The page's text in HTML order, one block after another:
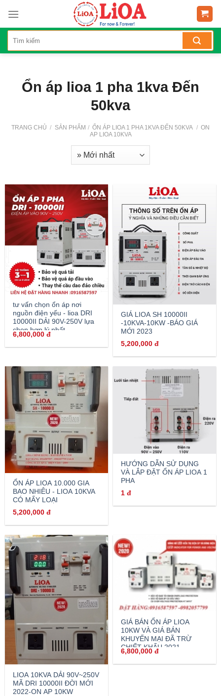
content
Ổn áp lioa 1 pha 1kva Đến
50kva
TRANG CHỦ / SẢN PHẨM / ỔN ÁP LIOA 1 PHA 1KVA ĐẾN 50KVA / ON
AP LIOA 10KVA
tư vấn chọn ổn áp nơi
nguồn điện yếu - lioa DRI
10000II DẢI 90V-250V lựa
chọn hợp lý nhất
6,800,000đ
GIÁ LIOA SH 10000II
-10KVA-10KW -BÁO GIÁ
MỚI 2023
5,200,000đ
ỔN ÁP LIOA 10.000 GIA
BAO NHIÊU - LIOA 10KVA
CÓ MẤY LOẠI
5,200,000đ
HƯỚNG DẪN SỬ DỤNG
VÀ LẮP ĐẶT ỔN ÁP LIOA 1
PHA
1đ
LIOA 10KVA DẢI 90V~250V
MÃ DRI 10000II ĐỜI MỚI
2022-ON AP 10KW
GIÁ BÁN ỔN ÁP LIOA
10KW VÀ GIÁ BÁN
KHUYẾN MẠI ĐÃ TRỪ
CHIẾT KHẤU 2021
6,800,000đ